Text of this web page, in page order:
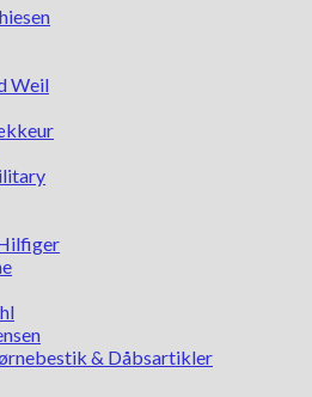
Weil
& Dåbsartikler